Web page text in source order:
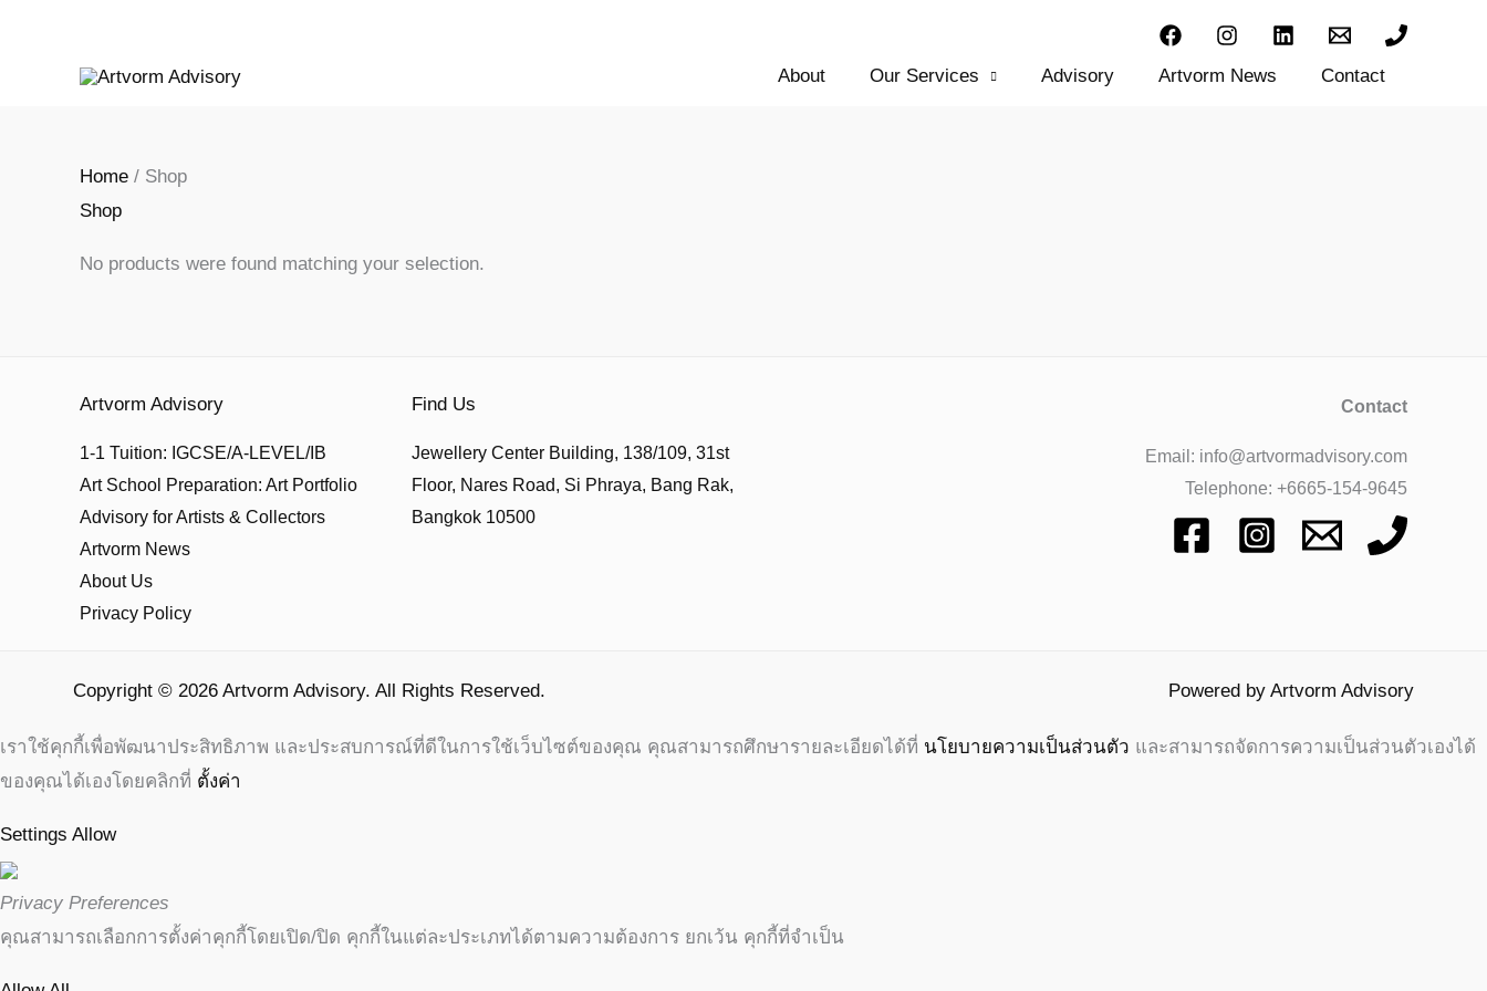
About Our Services Advisory Artvorm News Contact
Home / Shop
Shop
No products were found matching your selection.
Artvorm Advisory
1-1 Tuition: IGCSE/A-LEVEL/IB
Art School Preparation: Art Portfolio
Advisory for Artists & Collectors
Artvorm News
About Us
Privacy Policy
Find Us
Jewellery Center Building, 138/109, 31st
Floor, Nares Road, Si Phraya, Bang Rak,
Bangkok 10500
Contact
Email: info@artvormadvisory.com
Telephone: +6665-154-9645
Copyright © 2026 Artvorm Advisory. All Rights Reserved. Powered by Artvorm Advisory
เราใช้คุกกี้เพื่อพัฒนาประสิทธิภาพ และประสบการณ์ที่ดีในการใช้เว็บไซต์ของคุณ คุณสามารถศึกษารายละเอียดได้ที่ นโยบายความเป็นส่วนตัว และสามารถจัดการความเป็นส่วนตัวเองได้
ของคุณได้เองโดยคลิกที่ ตั้งค่า
Settings Allow
Privacy Preferences
คุณสามารถเลือกการตั้งค่าคุกกี้โดยเปิด/ปิด คุกกี้ในแต่ละประเภทได้ตามความต้องการ ยกเว้น คุกกี้ที่จำเป็น